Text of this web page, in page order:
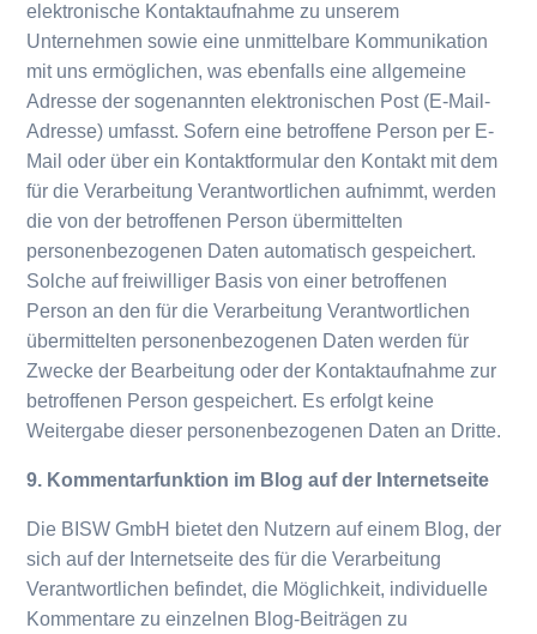
elektronische Kontaktaufnahme zu unserem
Unternehmen sowie eine unmittelbare Kommunikation
mit uns ermöglichen, was ebenfalls eine allgemeine
Adresse der sogenannten elektronischen Post (E-Mail-
Adresse) umfasst. Sofern eine betroffene Person per E-
Mail oder über ein Kontaktformular den Kontakt mit dem
für die Verarbeitung Verantwortlichen aufnimmt, werden
die von der betroffenen Person übermittelten
personenbezogenen Daten automatisch gespeichert.
Solche auf freiwilliger Basis von einer betroffenen
Person an den für die Verarbeitung Verantwortlichen
übermittelten personenbezogenen Daten werden für
Zwecke der Bearbeitung oder der Kontaktaufnahme zur
betroffenen Person gespeichert. Es erfolgt keine
Weitergabe dieser personenbezogenen Daten an Dritte.
9. Kommentarfunktion im Blog auf der Internetseite
Die BISW GmbH bietet den Nutzern auf einem Blog, der
sich auf der Internetseite des für die Verarbeitung
Verantwortlichen befindet, die Möglichkeit, individuelle
Kommentare zu einzelnen Blog-Beiträgen zu